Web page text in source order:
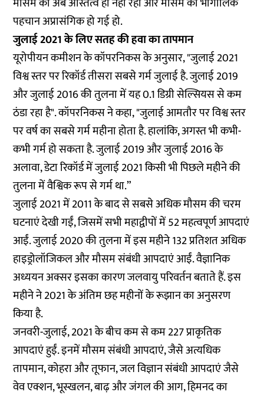
पहचान अप्रासंगिक हो गई हो.
जुलाई 2021 के लिए सतह की हवा का तापमान
यूरोपीयन कमीशन के कॉपरनिकस के अनुसार, "जुलाई 2021
विश्व स्तर पर रिकॉर्ड तीसरा सबसे गर्म जुलाई है. जुलाई 2019
और जुलाई 2016 की तुलना में यह 0.1 डिग्री सेल्सियस से कम
ठंडा रहा है". कॉपरनिकस ने कहा, "जुलाई आमतौर पर विश्व स्तर
पर वर्ष का सबसे गर्म महीना होता है. हालांकि, अगस्त भी कभी-
कभी गर्म हो सकता है. जुलाई 2019 और जुलाई 2016 के
अलावा, डेटा रिकॉर्ड में जुलाई 2021 किसी भी पिछले महीने की
तुलना में वैश्विक रूप से गर्म था.”
जुलाई 2021 में 2011 के बाद से सबसे अधिक मौसम की चरम
घटनाएं देखी गईं, जिसमें सभी महाद्वीपों में 52 महत्वपूर्ण आपदाएं
आईं. जुलाई 2020 की तुलना में इस महीने 132 प्रतिशत अधिक
हाइड्रोलॉजिकल और मौसम संबंधी आपदाएं आईं. वैज्ञानिक
अध्ययन अक्सर इसका कारण जलवायु परिवर्तन बताते हैं. इस
महीने ने 2021 के अंतिम छह महीनों के रूझान का अनुसरण
किया है.
जनवरी-जुलाई, 2021 के बीच कम से कम 227 प्राकृतिक
आपदाएं हुईं. इनमें मौसम संबंधी आपदाएं, जैसे अत्यधिक
तापमान, कोहरा और तूफान, जल विज्ञान संबंधी आपदाएं जैसे
वेव एक्शन, भूस्खलन, बाढ़ और जंगल की आग, हिमनद का